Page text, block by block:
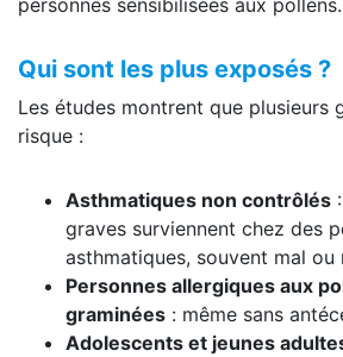
personnes sensibilisées aux pollens.
Qui sont les plus exposés ?
Les études montrent que plusieurs
risque :
Asthmatiques non contrôlés
graves surviennent chez des
asthmatiques, souvent mal ou
Personnes allergiques aux
graminées : même sans
Adolescents et jeunes